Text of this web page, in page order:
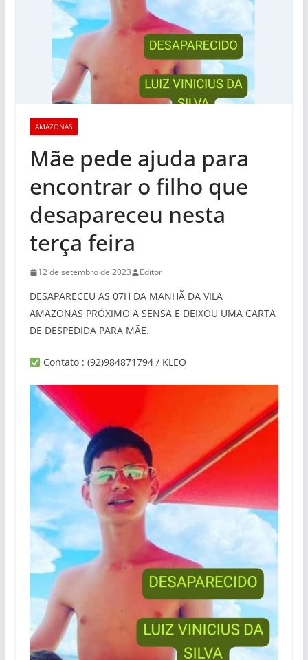
AMAZONAS
Mãe pede ajuda para
encontrar o filho que
desapareceu nesta
terça feira
12 de setembro de 2023 Editor
DESAPARECEU AS 07H DA MANHÃ DA VILA
AMAZONAS PRÓXIMO A SENSA E DEIXOU UMA CARTA
DE DESPEDIDA PARA MÃE.
Contato : (92)984871794 / KLEO